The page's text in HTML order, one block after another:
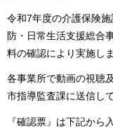
令和7年度の介護保険
防・日常生活支援総合
料の確認により実施しま
各事業所で動画の視聴
市指導監査課に送信し
『確認票』は下記から